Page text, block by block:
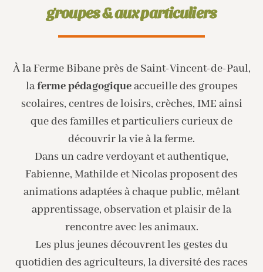
groupes & aux particuliers
À la Ferme Bibane près de Saint-Vincent-de-Paul,
laferme pédagogiqueaccueille des groupes
scolaires, centres de loisirs, crèches, IME ainsi
que des familles et particuliers curieux de
découvrir la vie à la ferme.
Dans un cadre verdoyant et authentique,
Fabienne, Mathilde et Nicolas proposent des
animations adaptées à chaque public, mêlant
apprentissage, observation et plaisir de la
rencontre avec les animaux.
Les plus jeunes découvrent les gestes du
quotidien des agriculteurs, la diversité des races